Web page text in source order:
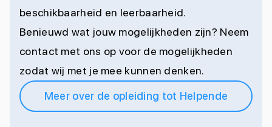
beschikbaarheid en leerbaarheid.
Benieuwd wat jouw mogelijkheden zijn? Neem
contact met ons op voor de mogelijkheden
zodat wij met je mee kunnen denken.
Meer over de opleiding tot Helpende